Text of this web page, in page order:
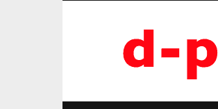
pixx